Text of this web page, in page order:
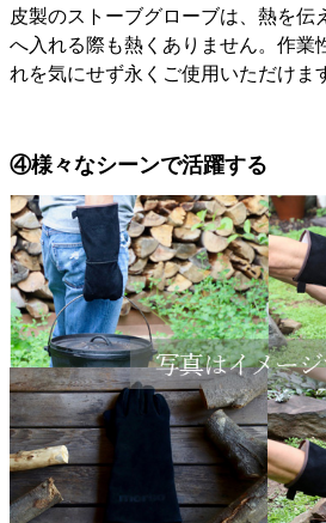
皮製のストーブグローブは、熱を伝
へ入れる際も熱くありません。作業
れを気にせず永くご使用いただけま
④様々なシーンで活躍する